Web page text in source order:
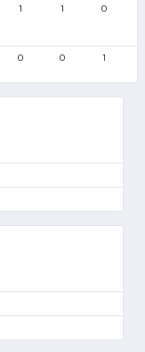
1 1 0
0 0 1